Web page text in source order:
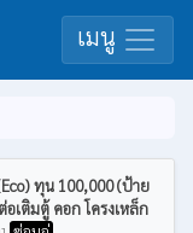
เมนู
ทุน 100,000 (ป้าย
เติมตู้ คอก โครงเหล็ก